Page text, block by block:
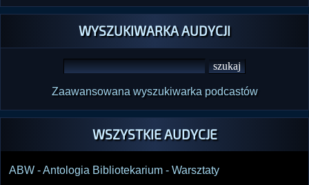
WYSZUKIWARKA AUDYCJI
Zaawansowana wyszukiwarka podcastów
WSZYSTKIE AUDYCJE
ABW - Antologia Bibliotekarium - Warsztaty